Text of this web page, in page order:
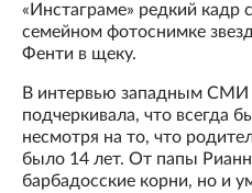
«Инстаграме» редкий кадр
семейном фотоснимке
Фенти в щеку.
В интервью западным СМИ
подчеркивала, что всегда
несмотря на то, что
было 14 лет. От папы
барбадосские корни, но и